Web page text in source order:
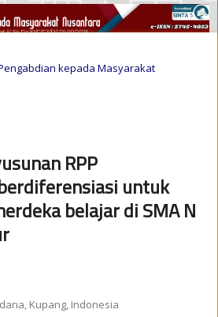
Pengabdian kepada Masyarakat
RPP
untuk
belajar di SMA N
Kupang, Indonesia